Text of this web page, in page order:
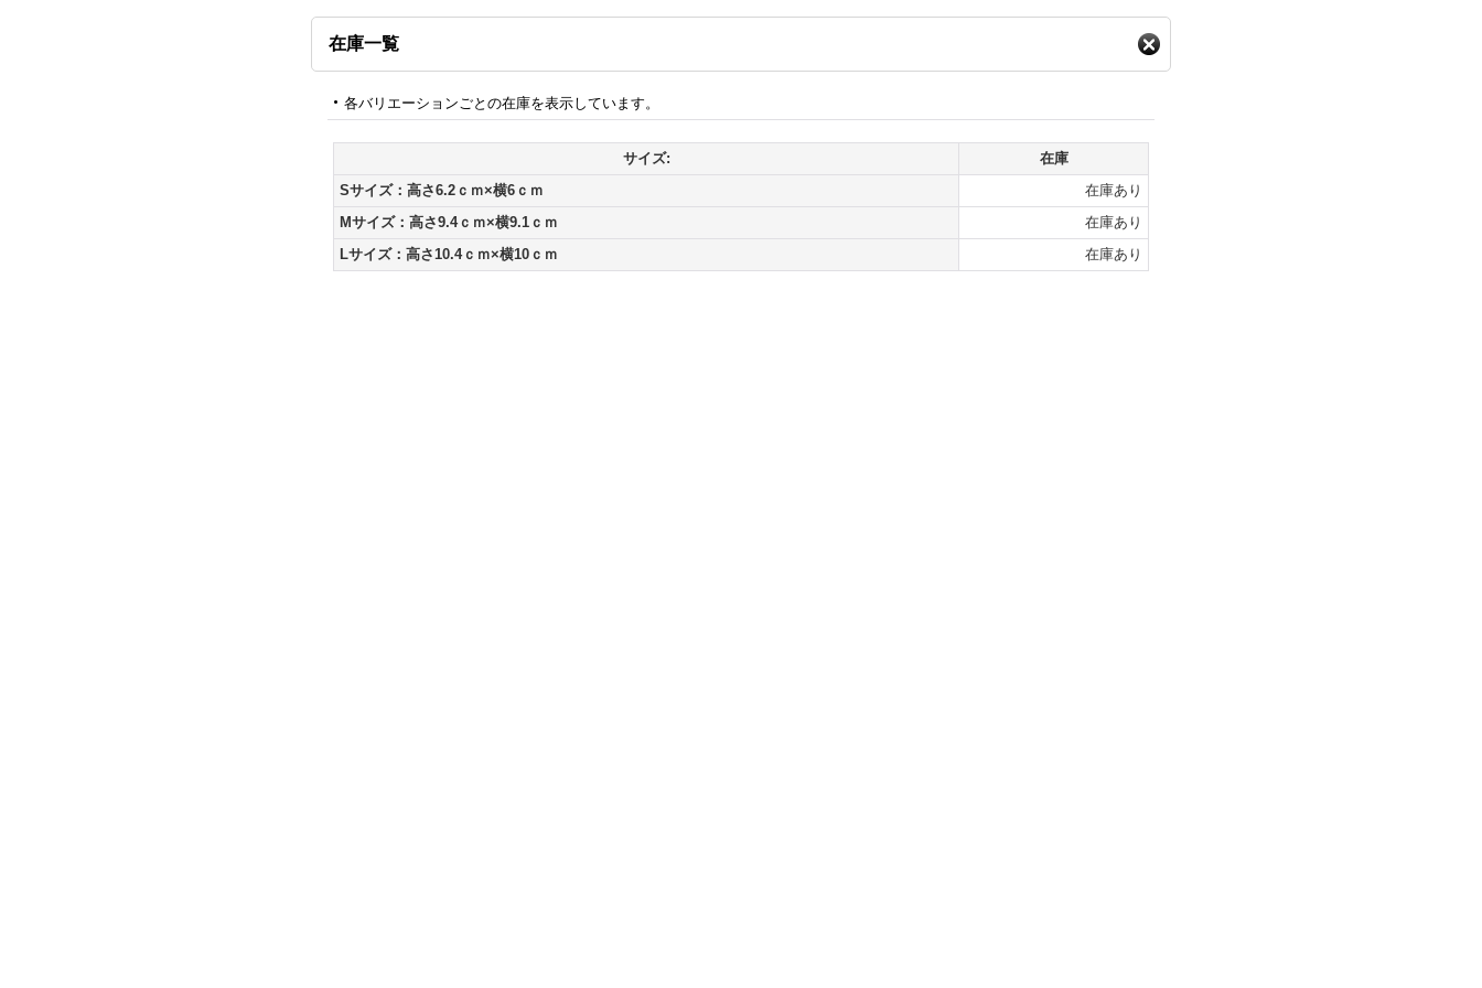
在庫一覧
各バリエーションごとの在庫を表示しています。
サイズ:
在庫
Sサイズ：高さ6.2ｃｍ×横6ｃｍ
在庫あり
Mサイズ：高さ9.4ｃｍ×横9.1ｃｍ
在庫あり
Lサイズ：高さ10.4ｃｍ×横10ｃｍ
在庫あり